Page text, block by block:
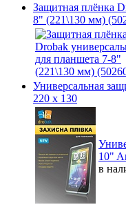
Защитная плёнка
8" (221\130 мм)
Универсальная
220 x 130
10"
в